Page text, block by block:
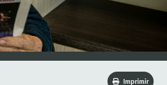
Imprimir